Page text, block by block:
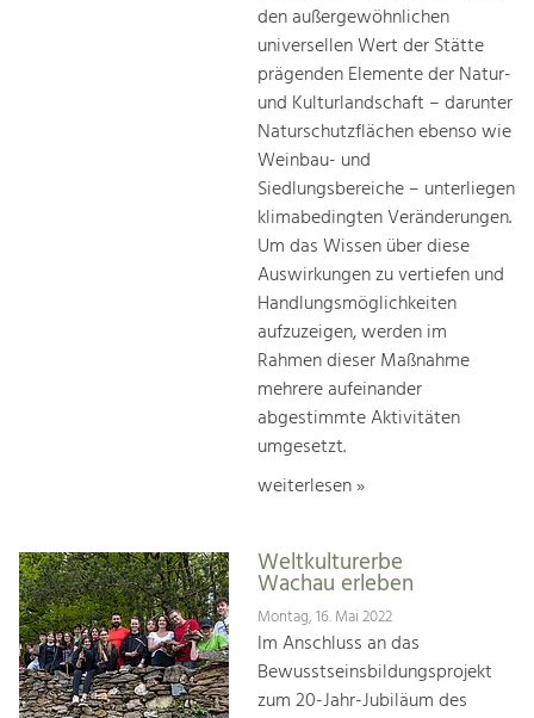
den außergewöhnlichen
universellen Wert der Stätte
prägenden Elemente der Natur-
und Kulturlandschaft – darunter
Naturschutzflächen ebenso wie
Weinbau- und
Siedlungsbereiche – unterliegen
klimabedingten Veränderungen.
Um das Wissen über diese
Auswirkungen zu vertiefen und
Handlungsmöglichkeiten
aufzuzeigen, werden im
Rahmen dieser Maßnahme
mehrere aufeinander
abgestimmte Aktivitäten
umgesetzt.
weiterlesen »
Weltkulturerbe
Wachau erleben
Montag, 16. Mai 2022
Im Anschluss an das
Bewusstseinsbildungsprojekt
zum 20-Jahr-Jubiläum des